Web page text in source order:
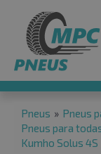
Pneus » Pneus
Pneus para
Kumho Solus 4S